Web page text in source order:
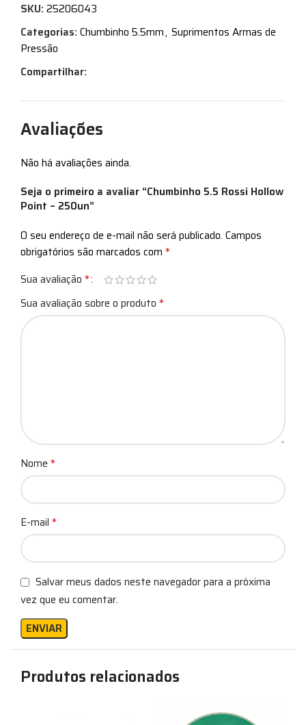
SKU: 25206043
Categorias: Chumbinho 5.5mm, Suprimentos Armas de
Pressão
Compartilhar:
Avaliações
Não há avaliações ainda.
Seja o primeiro a avaliar “Chumbinho 5.5 Rossi Hollow
Point – 250un”
O seu endereço de e-mail não será publicado. Campos
obrigatórios são marcados com *
Sua avaliação *
Sua avaliação sobre o produto *
Nome *
E-mail *
Salvar meus dados neste navegador para a próxima
vez que eu comentar.
Produtos relacionados